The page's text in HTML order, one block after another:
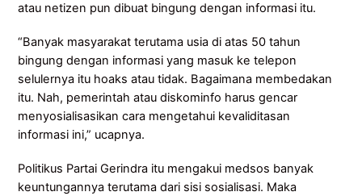
atau netizen pun dibuat bingung dengan informasi itu.
“Banyak masyarakat terutama usia di atas 50 tahun
bingung dengan informasi yang masuk ke telepon
selulernya itu hoaks atau tidak. Bagaimana membedakan
itu. Nah, pemerintah atau diskominfo harus gencar
menyosialisasikan cara mengetahui kevaliditasan
informasi ini,” ucapnya.
Politikus Partai Gerindra itu mengakui medsos banyak
keuntungannya terutama dari sisi sosialisasi. Maka